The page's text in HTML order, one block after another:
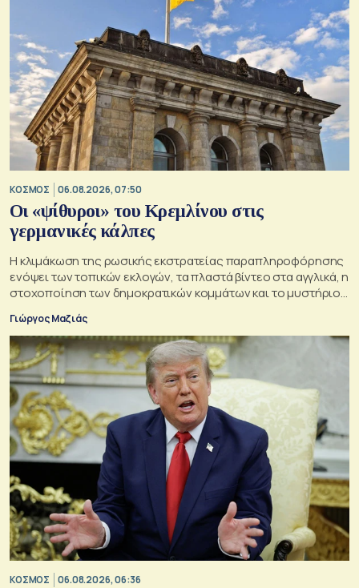
ΚΟΣΜΟΣ 06.08.2026, 07:50
Οι «ψίθυροι» του Κρεμλίνου στις
γερμανικές κάλπες
Η κλιμάκωση της ρωσικής εκστρατείας παραπληροφόρησης
ενόψει των τοπικών εκλογών, τα πλαστά βίντεο στα αγγλικά, η
στοχοποίηση των δημοκρατικών κομμάτων και το μυστήριο
Γιώργος Μαζιάς
ΚΟΣΜΟΣ 06.08.2026, 06:36